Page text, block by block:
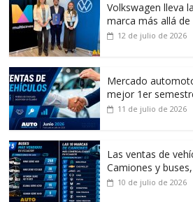
Volkswagen lleva
marca más allá
12 de julio de 2026
Mercado
mejor 1er
11 de julio de 2026
Las ventas de
Camiones y
10 de julio de 2026